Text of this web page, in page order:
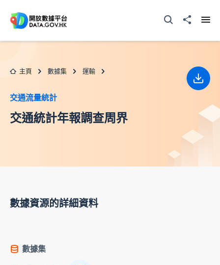
打開搜尋器分享至
主頁 數據集 運輸
交通流量統計
交通統計年報調查周界
下載
數據資源的詳細資料
數據集